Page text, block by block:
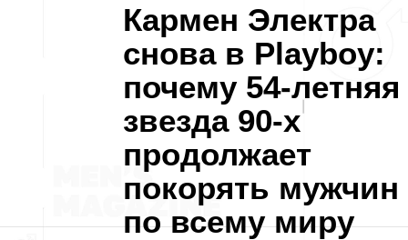
Кармен Электра
снова в Playboy:
почему 54-летняя
звезда 90-х
продолжает
покорять мужчин
по всему миру